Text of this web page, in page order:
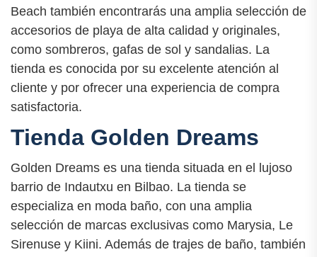
Beach también encontrarás una amplia selección de
accesorios de playa de alta calidad y originales,
como sombreros, gafas de sol y sandalias. La
tienda es conocida por su excelente atención al
cliente y por ofrecer una experiencia de compra
satisfactoria.
Tienda Golden Dreams
Golden Dreams es una tienda situada en el lujoso
barrio de Indautxu en Bilbao. La tienda se
especializa en moda baño, con una amplia
selección de marcas exclusivas como Marysia, Le
Sirenuse y Kiini. Además de trajes de baño, también